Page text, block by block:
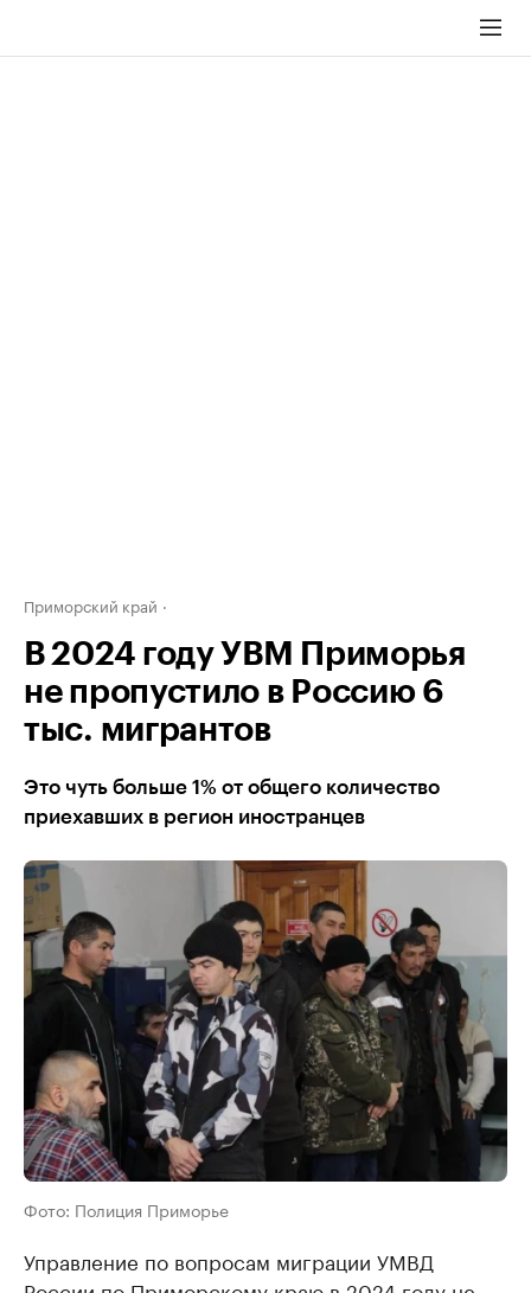
Приморский край
В 2024 году УВМ Приморья
не пропустило в Россию 6
тыс. мигрантов
Это чуть больше 1% от общего количество
приехавших в регион иностранцев
Фото: Полиция Приморье
Управление по вопросам миграции УМВД